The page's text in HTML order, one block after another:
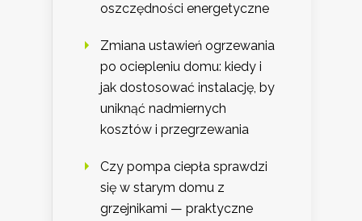
oszczędności energetyczne
Zmiana ustawień ogrzewania
po ociepleniu domu: kiedy i
jak dostosować instalację, by
uniknąć nadmiernych
kosztów i przegrzewania
Czy pompa ciepła sprawdzi
się w starym domu z
grzejnikami — praktyczne